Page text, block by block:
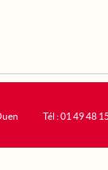
Tél : 01 49 48